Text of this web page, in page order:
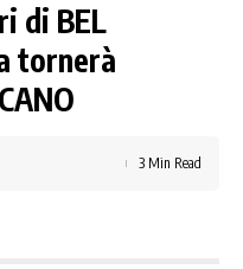
di BEL
tornerà
3 Min Read